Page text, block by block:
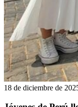
18 de diciembre de